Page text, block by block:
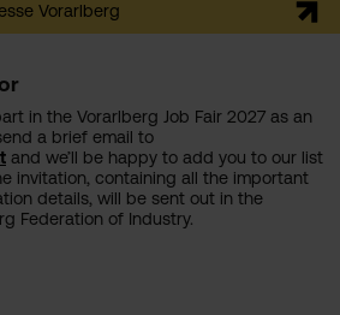
Vorarlberg
in the Vorarlberg Job Fair 2027 as an
a brief email to
and we’ll be happy to add you to our list
invitation, containing all the important
details, will be sent out in the
Federation of Industry.